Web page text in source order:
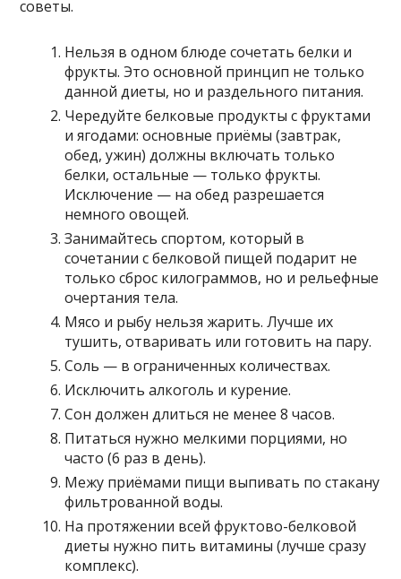
советы.
Нельзя в одном блюде сочетать белки и
фрукты. Это основной принцип не только
данной диеты, но и раздельного питания.
Чередуйте белковые продукты с фруктами
и ягодами: основные приёмы (завтрак,
обед, ужин) должны включать только
белки, остальные — только фрукты.
Исключение — на обед разрешается
немного овощей.
Занимайтесь спортом, который в
сочетании с белковой пищей подарит не
только сброс килограммов, но и рельефные
очертания тела.
Мясо и рыбу нельзя жарить. Лучше их
тушить, отваривать или готовить на пару.
Соль — в ограниченных количествах.
Исключить алкоголь и курение.
Сон должен длиться не менее 8 часов.
Питаться нужно мелкими порциями, но
часто (6 раз в день).
Межу приёмами пищи выпивать по стакану
фильтрованной воды.
На протяжении всей фруктово-белковой
диеты нужно пить витамины (лучше сразу
комплекс).